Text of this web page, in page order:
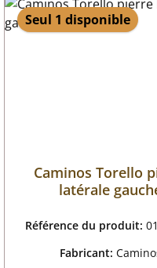
Seul 1 disponible
Caminos Torello
latérale
Référence du produit:
Fabricant: